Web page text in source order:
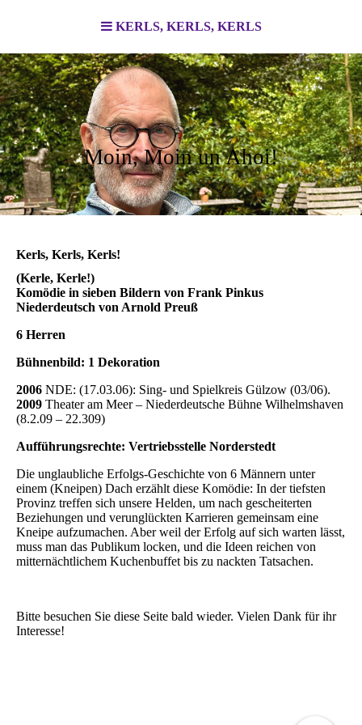
KERLS, KERLS, KERLS
Moin, Moin un Ahoi!
Kerls, Kerls, Kerls!
(Kerle, Kerle!)
Komödie in sieben Bildern von Frank Pinkus
Niederdeutsch von Arnold Preuß
6 Herren
Bühnenbild: 1 Dekoration
2006 NDE: (17.03.06): Sing- und Spielkreis Gülzow (03/06).
2009 Theater am Meer – Niederdeutsche Bühne Wilhelmshaven
(8.2.09 – 22.309)
Aufführungsrechte: Vertriebsstelle Norderstedt
Die unglaubliche Erfolgs-Geschichte von 6 Männern unter
einem (Kneipen) Dach erzählt diese Komödie: In der tiefsten
Provinz treffen sich unsere Helden, um nach gescheiterten
Beziehungen und verunglückten Karrieren gemeinsam eine
Kneipe aufzumachen. Aber weil der Erfolg auf sich warten lässt,
muss man das Publikum locken, und die Ideen reichen von
mitternächtlichem Kuchenbuffet bis zu nackten Tatsachen.
Bitte besuchen Sie diese Seite bald wieder. Vielen Dank für ihr
Interesse!